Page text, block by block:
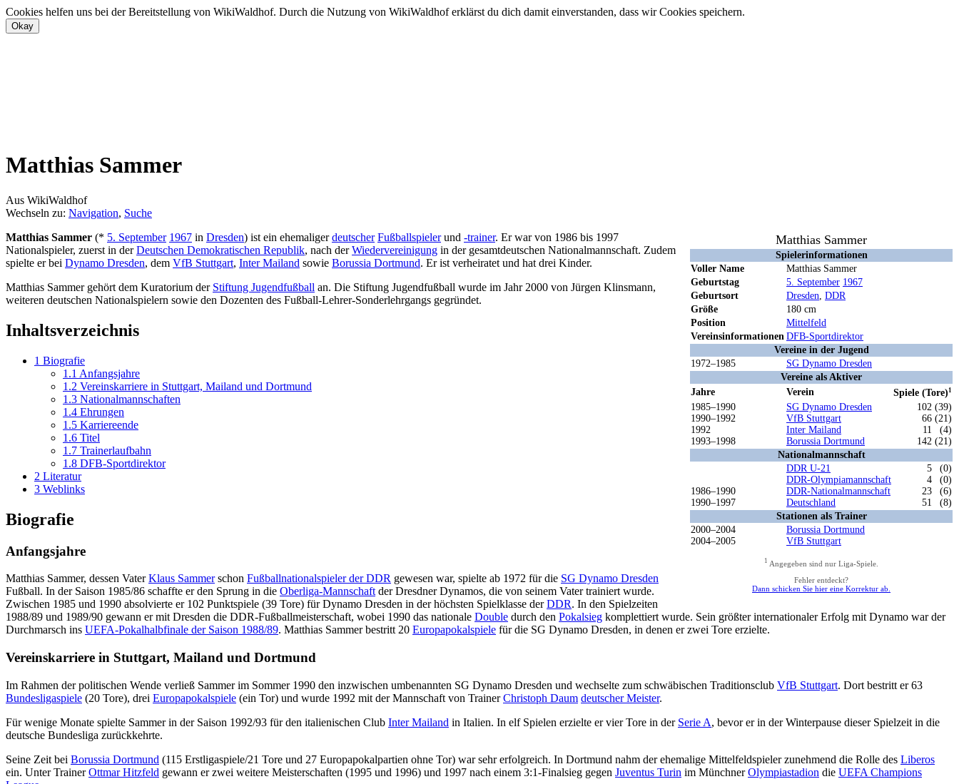
Cookies helfen uns bei der Bereitstellung von WikiWaldhof. Durch die Nutzung von WikiWaldhof erklärst du dich damit einverstanden, dass wir Cookies speichern.
Matthias Sammer
Aus WikiWaldhof
Wechseln zu: Navigation, Suche
Matthias Sammer
Spielerinformationen
Voller Name
Matthias Sammer
Geburtstag
5. September 1967
Geburtsort
Dresden DDR
Größe
180 cm
Position
Mittelfeld
Vereinsinformationen DFB-Sportdirektor
Vereine in der Jugend
1972–1985
SG Dynamo Dresden
Vereine als Aktiver
Jahre
Verein Spiele (Tore)1
1985–1990
1990–1992
1992
1993–1998
SG Dynamo Dresden
VfB Stuttgart
Inter Mailand
Borussia Dortmund
102 (39)
66 (21)
11
(4)
142 (21)
Nationalmannschaft
1986–1990
1990–1997
DDR U-21
DDR-Olympiamannschaft
DDR-Nationalmannschaft
Deutschland
5
(0)
4
(0)
23
(6)
51
(8)
Stationen als Trainer
2000–2004
2004–2005
Borussia Dortmund
VfB Stuttgart
1 Angegeben sind nur Liga-Spiele.
Fehler entdeckt?
Dann schicken Sie hier eine Korrektur ab.
Matthias Sammer (* 5. September 1967 in Dresden) ist ein ehemaligerdeutscher Fußballspielerund -trainer. Er war von 1986 bis 1997
Nationalspieler, zuerst in derDeutschen Demokratischen Republik, nach derWiedervereinigung in der gesamtdeutschen Nationalmannschaft. Zudem
spielte er bei Dynamo Dresden, dem VfB Stuttgart, Inter Mailand sowie Borussia Dortmund. Er ist verheiratet und hat drei Kinder.
Matthias Sammer gehört dem Kuratorium der Stiftung Jugendfußball an. Die Stiftung Jugendfußball wurde im Jahr 2000 von Jürgen Klinsmann,
weiteren deutschen Nationalspielern sowie den Dozenten des Fußball-Lehrer-Sonderlehrgangs gegründet.
Inhaltsverzeichnis
1 Biografie
1.1 Anfangsjahre
1.2 Vereinskarriere in Stuttgart, Mailand und Dortmund
1.3 Nationalmannschaften
1.4 Ehrungen
1.5 Karriereende
1.6 Titel
1.7 Trainerlaufbahn
1.8 DFB-Sportdirektor
2 Literatur
3 Weblinks
Biografie
Anfangsjahre
Matthias Sammer, dessen VaterKlaus Sammerschon Fußballnationalspieler der DDR gewesen war, spielte ab 1972 für die SG Dynamo Dresden
Fußball. In der Saison 1985/86 schaffte er den Sprung in die Oberliga-Mannschaft der Dresdner Dynamos, die von seinem Vater trainiert wurde.
Zwischen 1985 und 1990 absolvierte er 102 Punktspiele (39 Tore) für Dynamo Dresden in der höchsten Spielklasse derDDR. In den Spielzeiten
1988/89 und 1989/90 gewann er mit Dresden die DDR-Fußballmeisterschaft, wobei 1990 das nationale Double durch den Pokalsieg komplettiert wurde. Sein größter internationaler Erfolg mit Dynamo war der
Durchmarsch ins UEFA-Pokalhalbfinale der Saison 1988/89. Matthias Sammer bestritt 20 Europapokalspiele für die SG Dynamo Dresden, in denen er zwei Tore erzielte.
Vereinskarriere in Stuttgart, Mailand und Dortmund
Im Rahmen der politischen Wende verließ Sammer im Sommer 1990 den inzwischen umbenannten SG Dynamo Dresden und wechselte zum schwäbischen Traditionsclub VfB Stuttgart. Dort bestritt er 63
Bundesligaspiele (20 Tore), drei Europapokalspiele (ein Tor) und wurde 1992 mit der Mannschaft von TrainerChristoph Daum deutscher Meister.
Für wenige Monate spielte Sammer in der Saison 1992/93 für den italienischen Club Inter Mailand in Italien. In elf Spielen erzielte er vier Tore in der Serie A, bevor er in der Winterpause dieser Spielzeit in die
deutsche Bundesliga zurückkehrte.
Seine Zeit bei Borussia Dortmund (115 Erstligaspiele/21 Tore und 27 Europapokalpartien ohne Tor) war sehr erfolgreich. In Dortmund nahm der ehemalige Mittelfeldspieler zunehmend die Rolle des Liberos
ein. Unter TrainerOttmar Hitzfeld gewann er zwei weitere Meisterschaften (1995 und 1996) und 1997 nach einem 3:1-Finalsieg gegen Juventus Turin im MünchnerOlympiastadion die UEFA Champions